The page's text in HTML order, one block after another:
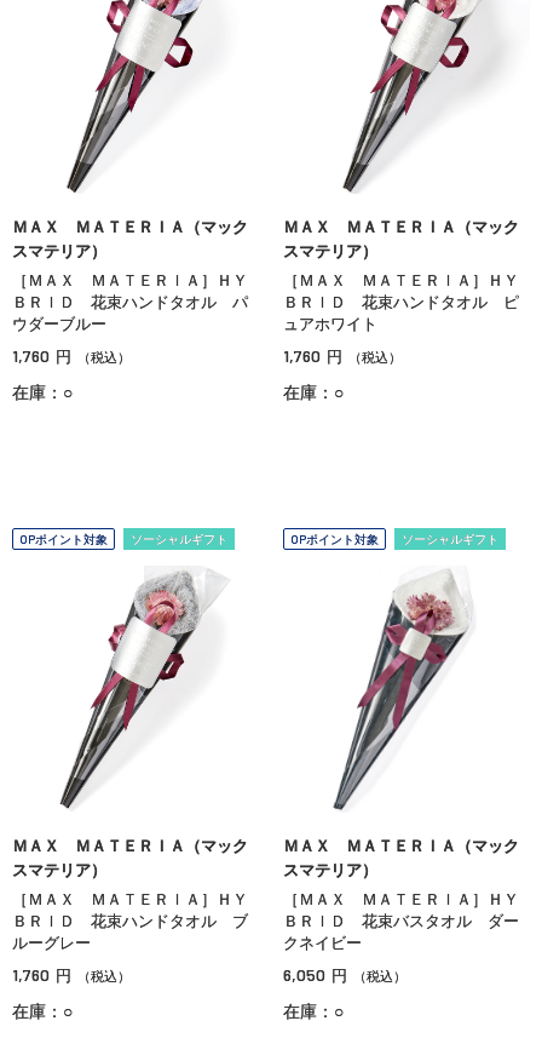
ＭＡＸ ＭＡＴＥＲＩＡ（マック
スマテリア）
［ＭＡＸ ＭＡＴＥＲＩＡ］ＨＹ
ＢＲＩＤ 花束ハンドタオル パ
ウダーブルー
1,760 円 （税込）
在庫：○
ＭＡＸ ＭＡＴＥＲＩＡ（マック
スマテリア）
［ＭＡＸ ＭＡＴＥＲＩＡ］ＨＹ
ＢＲＩＤ 花束ハンドタオル ピ
ュアホワイト
1,760 円 （税込）
在庫：○
OPポイント対象 ソーシャルギフト
ＭＡＸ ＭＡＴＥＲＩＡ（マック
スマテリア）
［ＭＡＸ ＭＡＴＥＲＩＡ］ＨＹ
ＢＲＩＤ 花束ハンドタオル ブ
ルーグレー
1,760 円 （税込）
在庫：○
OPポイント対象 ソーシャルギフト
ＭＡＸ ＭＡＴＥＲＩＡ（マック
スマテリア）
［ＭＡＸ ＭＡＴＥＲＩＡ］ＨＹ
ＢＲＩＤ 花束バスタオル ダー
クネイビー
6,050 円 （税込）
在庫：○